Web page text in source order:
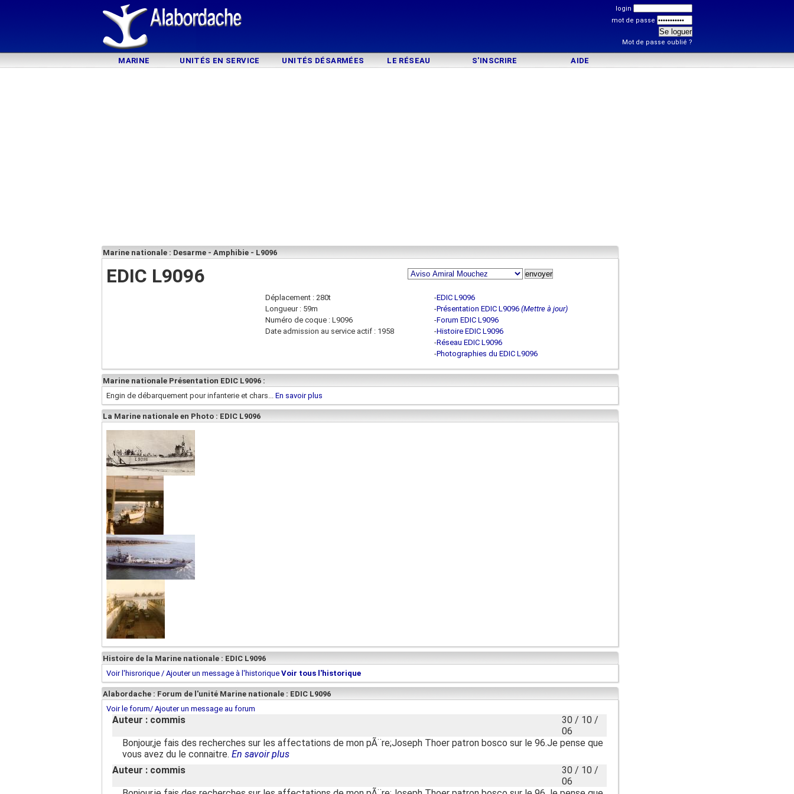
login
mot de passe
Mot de passe oublié ?
MARINE UNITÉS EN SERVICE UNITÉS DÉSARMÉES LE RÉSEAU S'INSCRIRE AIDE
Marine nationale : Desarme - Amphibie - L9096
EDIC L9096
Déplacement : 280t
Longueur : 59m
Numéro de coque : L9096
Date admission au service actif : 1958
-EDIC L9096
-Présentation EDIC L9096 (Mettre à jour)
-Forum EDIC L9096
-Histoire EDIC L9096
-Réseau EDIC L9096
-Photographies du EDIC L9096
Marine nationale Présentation EDIC L9096 :
Engin de débarquement pour infanterie et chars... En savoir plus
La Marine nationale en Photo : EDIC L9096
Histoire de la Marine nationale : EDIC L9096
Voir l'hisrorique / Ajouter un message à l'historique Voir tous l'historique
Alabordache : Forum de l'unité Marine nationale : EDIC L9096
Voir le forum/ Ajouter un message au forum
Auteur : commis
30 / 10 /
06
Bonjour,je fais des recherches sur les affectations de mon pÃ¨re;Joseph Thoer patron bosco sur le 96.Je pense que
vous avez du le connaitre. En savoir plus
Auteur : commis
30 / 10 /
06